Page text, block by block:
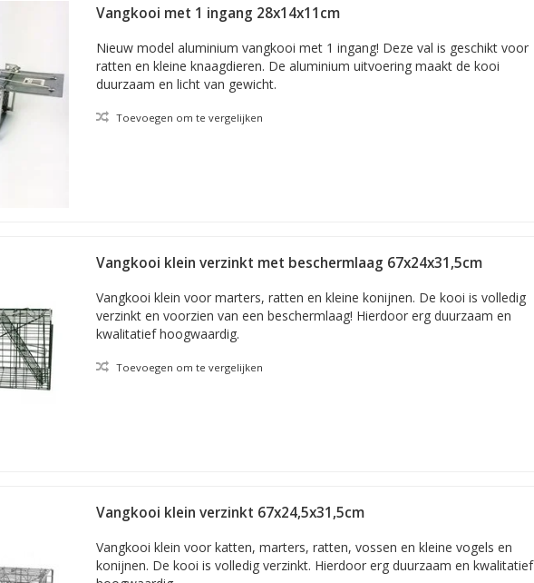
Vangkooi met 1 ingang 28x14x11cm
Nieuw model aluminium vangkooi met 1 ingang! Deze val is geschikt voor
ratten en kleine knaagdieren. De aluminium uitvoering maakt de kooi
duurzaam en licht van gewicht.
Toevoegen om te vergelijken
Vangkooi klein verzinkt met beschermlaag 67x24x31,5cm
Vangkooi klein voor marters, ratten en kleine konijnen. De kooi is volledig
verzinkt en voorzien van een beschermlaag! Hierdoor erg duurzaam en
kwalitatief hoogwaardig.
Toevoegen om te vergelijken
Vangkooi klein verzinkt 67x24,5x31,5cm
Vangkooi klein voor katten, marters, ratten, vossen en kleine vogels en
konijnen. De kooi is volledig verzinkt. Hierdoor erg duurzaam en kwalitatief